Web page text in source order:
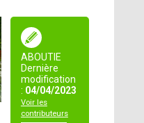
ABOUTIE
Dernière
modification
: 04/04/2023
Voir les
contributeurs